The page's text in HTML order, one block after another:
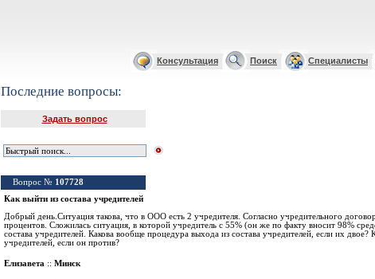
Консультация Поиск Специалисты
Последние вопросы:
Задать вопрос
Вопрос № 107728
Как выйти из состава учредителей
Добрый день.Ситуация такова, что в ООО есть 2 учредителя. Согласно учредительного
процентов. Сложилась ситуация, в которой учредитель с 55% (он же по факту вносит 98%
состава учредителей. Какова вообще процедура выхода из состава учредителей, если их
учредителей, если он против?
Елизавета :: Минск